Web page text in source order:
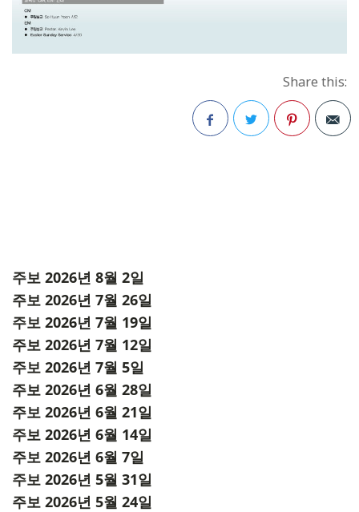
Share this:
주보 2026년 8월 2일
주보 2026년 7월 26일
주보 2026년 7월 19일
주보 2026년 7월 12일
주보 2026년 7월 5일
주보 2026년 6월 28일
주보 2026년 6월 21일
주보 2026년 6월 14일
주보 2026년 6월 7일
주보 2026년 5월 31일
주보 2026년 5월 24일